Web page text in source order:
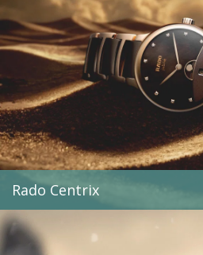
Rado Centrix